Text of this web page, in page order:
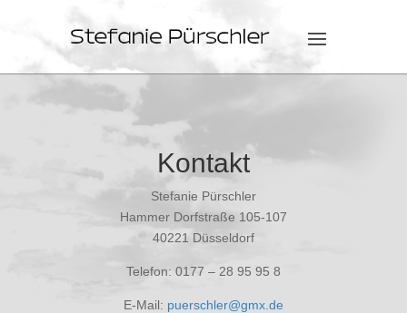
Kontakt
Stefanie Pürschler
Hammer Dorfstraße 105-107
40221 Düsseldorf
Telefon: 0177 – 28 95 95 8
E-Mail: puerschler@gmx.de